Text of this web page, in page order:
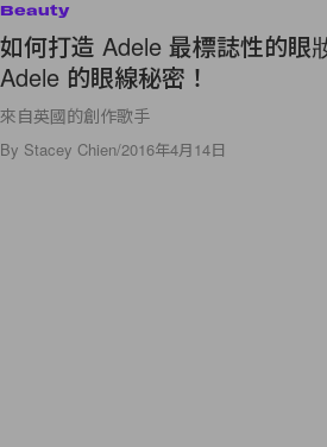
Beauty
如何打造 Adele 最標誌性的眼
Adele 的眼線秘密！
來自英國的創作歌手
By Stacey Chien/2016年4月14日